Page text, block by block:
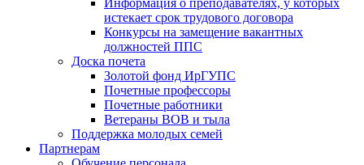
Информация о преподавателях, у которых
истекает срок трудового договора
Конкурсы на замещение вакантных
должностей ППС
Доска почета
Золотой фонд ИрГУПС
Почетные профессоры
Почетные работники
Ветераны ВОВ и тыла
Поддержка молодых семей
Партнерам